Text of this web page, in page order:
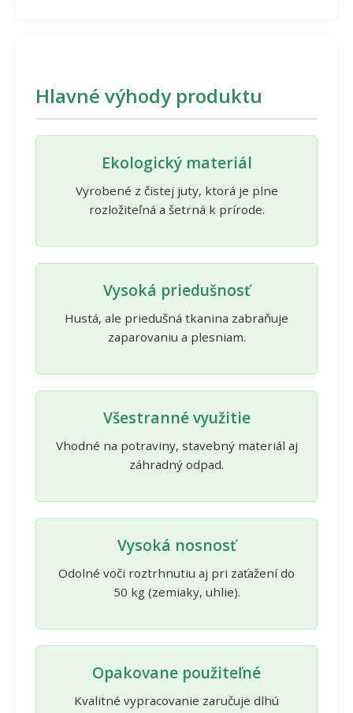
Hlavné výhody produktu
Ekologický materiál
Vyrobené z čistej juty, ktorá je plne
rozložiteľná a šetrná k prírode.
Vysoká priedušnosť
Hustá, ale priedušná tkanina zabraňuje
zaparovaniu a plesniam.
Všestranné využitie
Vhodné na potraviny, stavebný materiál aj
záhradný odpad.
Vysoká nosnosť
Odolné voči roztrhnutiu aj pri zaťažení do
50 kg (zemiaky, uhlie).
Opakovane použiteľné
Kvalitné vypracovanie zaručuje dlhú